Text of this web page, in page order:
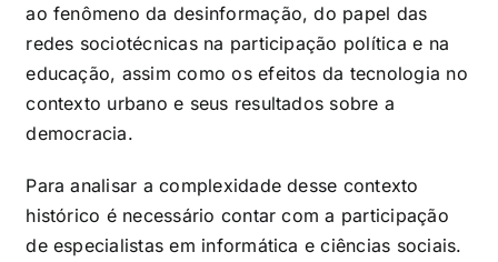
ao fenômeno da desinformação, do papel das
redes sociotécnicas na participação política e na
educação, assim como os efeitos da tecnologia no
contexto urbano e seus resultados sobre a
democracia.
Para analisar a complexidade desse contexto
histórico é necessário contar com a participação
de especialistas em informática e ciências sociais.